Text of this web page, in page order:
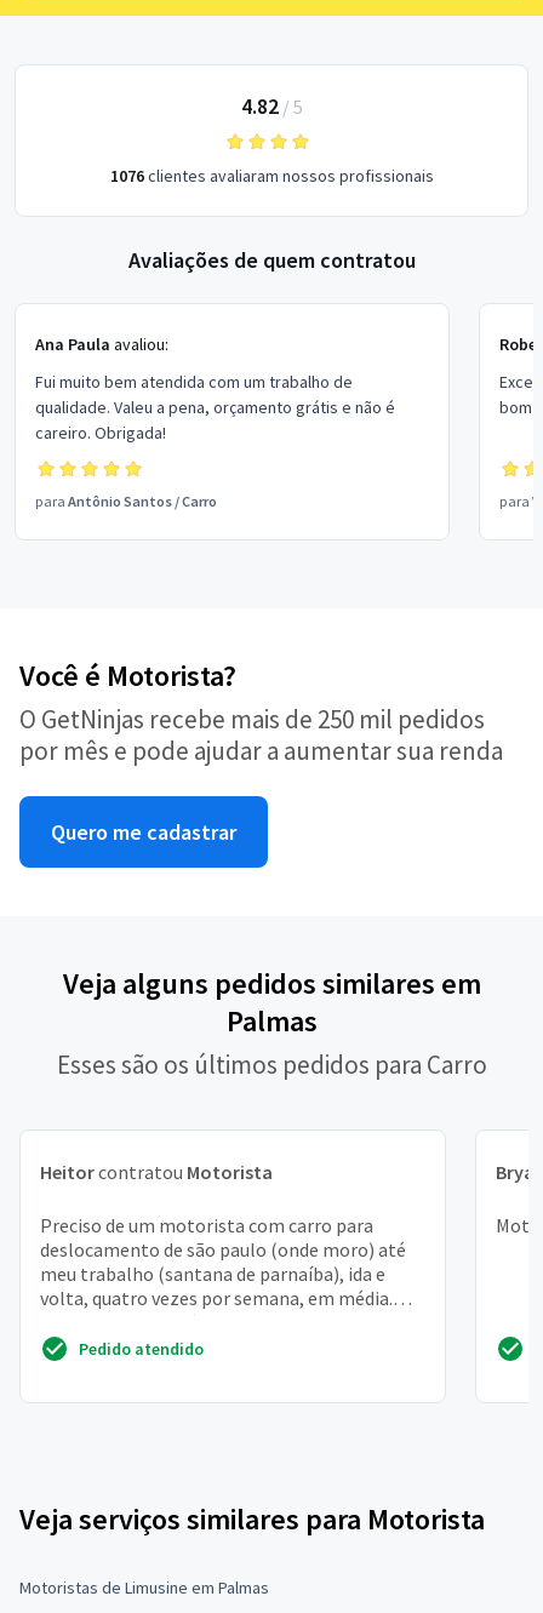
4.82/ 5
1076clientes avaliaram nossos profissionais
Avaliações de quem contratou
Ana Paula avaliou:
Fui muito bem atendida com um trabalho de
qualidade. Valeu a pena, orçamento grátis e não é
careiro. Obrigada!
para Antônio Santos /Carro
bom
para
Você é Motorista?
O GetNinjas recebe mais de 250 mil pedidos
por mês e pode ajudar a aumentar sua renda
Quero me cadastrar
Veja alguns pedidos similares em
Palmas
Esses são os últimos pedidos para Carro
Heitorcontratou Motorista
Preciso de um motorista com carro para
deslocamento de são paulo (onde moro) até
meu trabalho (santana de parnaíba), ida e
volta, quatro vezes por semana, em média.
Trabalho como médica e...
Pedido atendido
Veja serviços similares para Motorista
Motoristas de Limusine em Palmas